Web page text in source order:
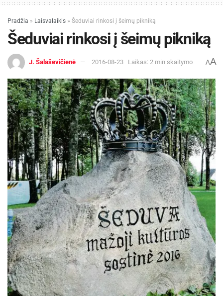
Pradžia » Laisvalaikis » Šeduviai rinkosi į šeimų pikniką
Šeduviai rinkosi į šeimų pikniką
J. Šalaševičienė 2016-08-23 Laikas: 2 min skaitymo AA